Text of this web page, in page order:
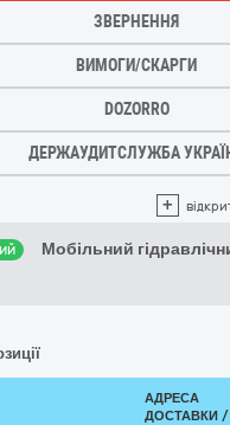
ЗВЕРНЕННЯ
ВИМОГИ/СКАРГИ
DOZORRO
ДЕРЖАУДИТСЛУЖБА
+
Мобільний
АДРЕСА
ДОСТАВКИ /